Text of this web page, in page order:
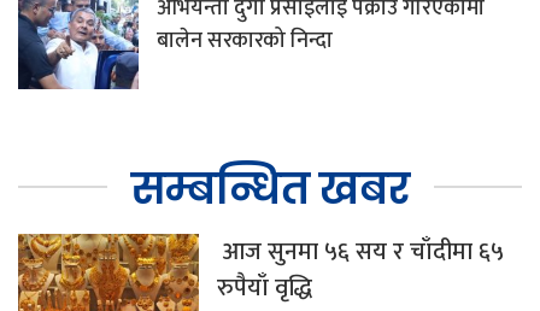
अभियन्ता दुर्गा प्रसाईंलाई पक्राउ गरिएकोमा
बालेन सरकारको निन्दा
सम्बन्धित खबर
आज सुनमा ५६ सय र चाँदीमा ६५
रुपैयाँ वृद्धि